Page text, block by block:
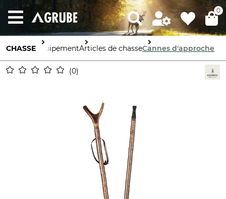
0
CHASSE ÉquipementArticles de chasseCannes d'approche
0